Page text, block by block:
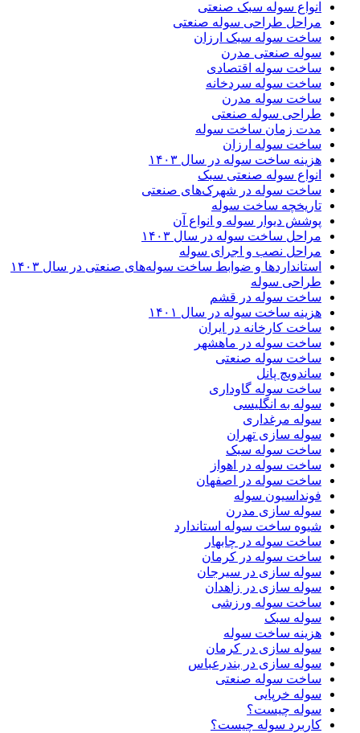
انواع سوله سبک صنعتی
مراحل طراحی سوله صنعتی
ساخت سوله سبک ارزان
سوله صنعتی مدرن
ساخت سوله اقتصادی
ساخت سوله سردخانه
ساخت سوله مدرن
طراحی سوله صنعتی
مدت زمان ساخت سوله
ساخت سوله ارزان
هزینه ساخت سوله در سال ۱۴۰۳
انواع سوله صنعتی سبک
ساخت سوله در شهرک‌های صنعتی
تاریخچه ساخت سوله
پوشش دیوار سوله و انواع آن
مراحل ساخت سوله در سال ۱۴۰۳
مراحل نصب و اجرای سوله
استانداردها و ضوابط ساخت سوله‌های صنعتی در سال ۱۴۰۳
طراحی سوله
ساخت سوله در قشم
هزینه ساخت سوله در سال ۱۴۰۱
ساخت کارخانه در ایران
ساخت سوله در ماهشهر
ساخت سوله صنعتی
ساندویچ پانل
ساخت سوله گاوداری
سوله به انگلیسی
سوله مرغداری
سوله سازی تهران
ساخت سوله سبک
ساخت سوله در اهواز
ساخت سوله در اصفهان
فونداسیون سوله
سوله سازی مدرن
شیوه ساخت سوله استاندارد
ساخت سوله در چابهار
ساخت سوله در کرمان
سوله سازی در سیرجان
سوله سازی در زاهدان
ساخت سوله ورزشی
سوله سبک
هزینه ساخت سوله
سوله سازی در کرمان
سوله سازی در بندرعباس
ساخت سوله صنعتی
سوله خرپایی
سوله چیست؟
کاربرد سوله چیست؟